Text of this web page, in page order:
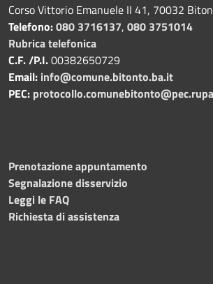
Corso Vittorio Emanuele II 41, 70032
Telefono:080 3716137, 080 3751014
Rubrica telefonica
C.F. /P.I.00382650729
Email: info@comune.bitonto.ba.it
PEC:
Prenotazione appuntamento
Segnalazione disservizio
Leggi le FAQ
Richiesta di assistenza